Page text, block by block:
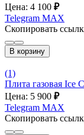
Цена: 4 100 ₽
Telegram MAX
Скопировать
В корзину
(1)
Плита газовая Ice
Цена: 5 900 ₽
Telegram MAX
Скопировать